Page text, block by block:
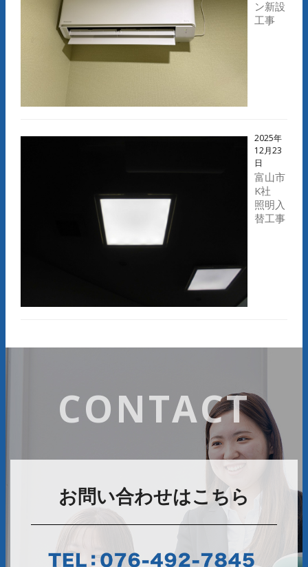
ン新設
工事
2025年
12月23
日
富山市
K社
照明入
替工事
CONTACT
お問い合わせはこちら